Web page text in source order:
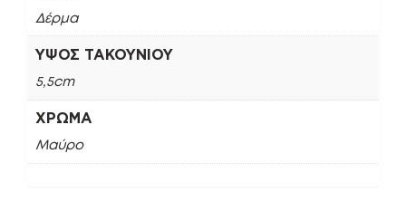
Δέρμα
ΎΨΟΣ ΤΑΚΟΥΝΙΟΎ
5,5cm
ΧΡΏΜΑ
Μαύρο